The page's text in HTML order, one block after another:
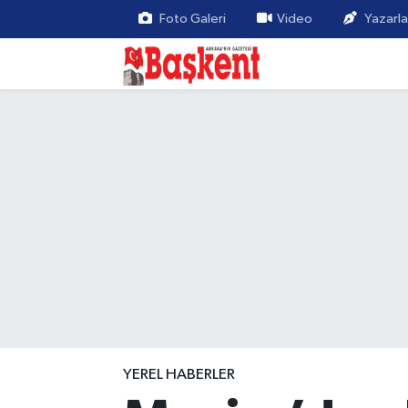
Foto Galeri Video
YEREL HABERLER